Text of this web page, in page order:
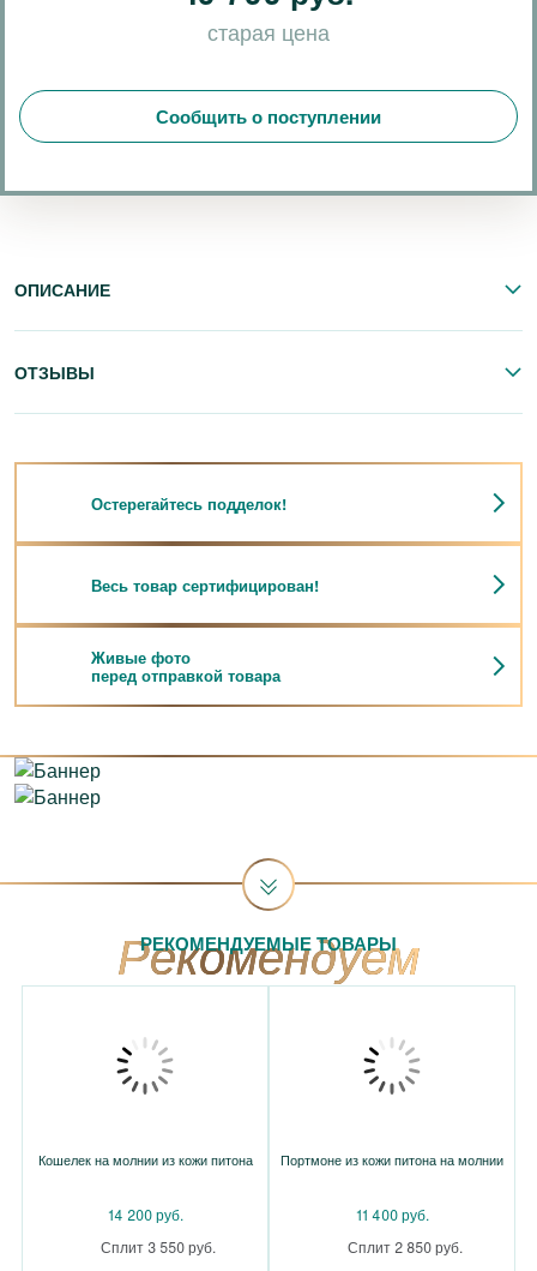
старая цена
Сообщить о поступлении
ОПИСАНИЕ
ОТЗЫВЫ
Остерегайтесь подделок!
Весь товар сертифицирован!
Живые фото
перед отправкой товара
РЕКОМЕНДУЕМЫЕ ТОВАРЫ
Кошелек на молнии из кожи питона
14 200 руб.
Сплит 3 550 руб.
Портмоне из кожи питона на молнии
11 400 руб.
Сплит 2 850 руб.